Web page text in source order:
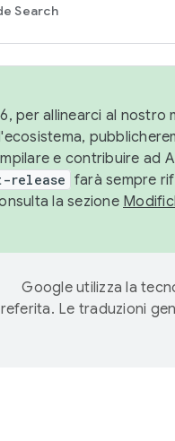
Search
per allinearci al
e contribuire ad
release farà sempre
la sezione
Google utilizza la
Le traduzioni